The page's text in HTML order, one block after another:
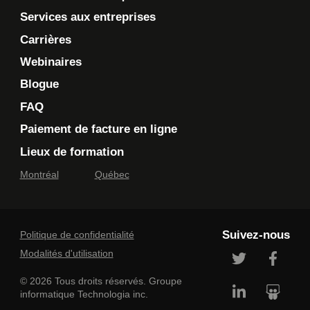
Services aux entreprises
Carrières
Webinaires
Blogue
FAQ
Paiement de facture en ligne
Lieux de formation
Montréal Québec
Politique de confidentialité
Modalités d'utilisation
© 2026 Tous droits réservés. Groupe
informatique Technologia inc.
Suivez-nous